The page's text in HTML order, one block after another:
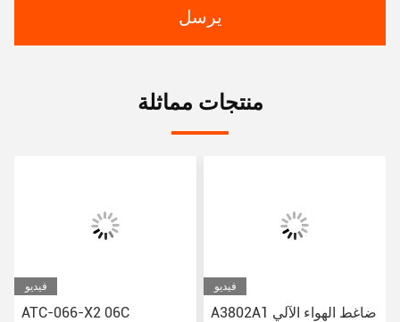
يرسل
منتجات مماثلة
فيديو
ATC-066-X2 06C
فيديو
A3802A1 ضاغط الهواء الآلي